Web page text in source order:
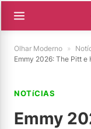
Olhar Moderno »
Emmy 2026: The Pitt
NOTíCIAS
Emmy